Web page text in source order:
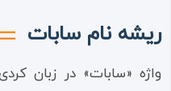
ریشه نام سابات
واژه «سابات» در زبان